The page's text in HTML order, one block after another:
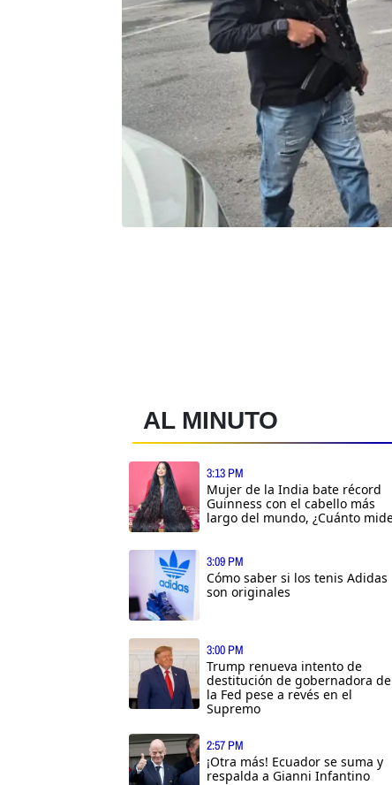
AL MINUTO
3:13 PM
Mujer de la India bate récord
Guinness con el cabello más
largo del mundo, ¿Cuánto
3:09 PM
Cómo saber si los tenis Adidas
son originales
3:00 PM
Trump renueva intento de
destitución de gobernadora de
la Fed pese a revés en el
Supremo
2:57 PM
¡Otra más! Ecuador se suma y
respalda a Gianni Infantino